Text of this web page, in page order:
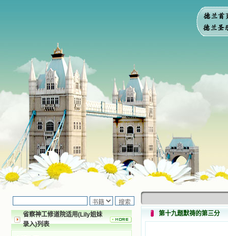
省察神工修道院适用(Lily姐妹
录入)列表
第十九题默祷的第三分